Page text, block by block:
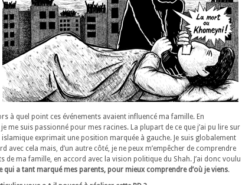
à quel point ces événements avaient influencé ma famille. En
me suis passionné pour mes racines. La plupart de ce que j’ai pu lire sur
islamique exprimait une position marquée à gauche. Je suis globalement
avec cela mais, d’un autre côté, je ne peux m’empêcher de comprendre
de ma famille, en accord avec la vision politique du Shah. J’ai donc voulu
qui a tant marqué mes parents, pour mieux comprendre d’où je viens.